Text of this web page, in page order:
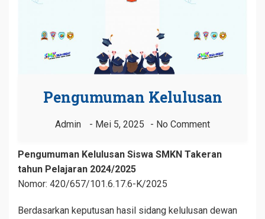
Pengumuman Kelulusan
Admin Mei 5, 2025 No Comment
Pengumuman Kelulusan Siswa SMKN Takeran
tahun Pelajaran 2024/2025
Nomor: 420/657/101.6.17.6-K/2025
Berdasarkan keputusan hasil sidang kelulusan dewan